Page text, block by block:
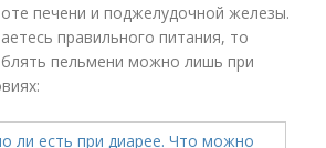
печени и поджелудочной железы.
правильного питания, то
пельмени можно лишь при